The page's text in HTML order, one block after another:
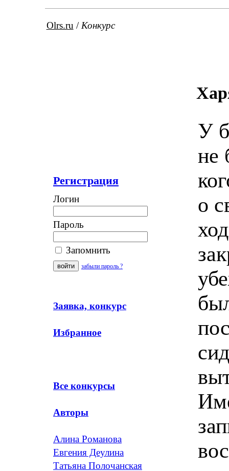
Olrs.ru / Конкурс
Регистрация
Логин
Пароль
Запомнить
забыли пароль ?
Заявка, конкурс
Избранное
Все конкурсы
Авторы
Алина Романова
Евгения Деулина
Татьяна Полочанская
У
не
о